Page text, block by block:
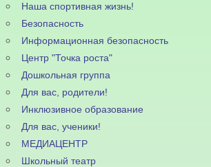
Наша спортивная жизнь!
Безопасность
Информационная безопасность
Центр "Точка роста"
Дошкольная группа
Для вас, родители!
Инклюзивное образование
Для вас, ученики!
МЕДИАЦЕНТР
Школьный театр